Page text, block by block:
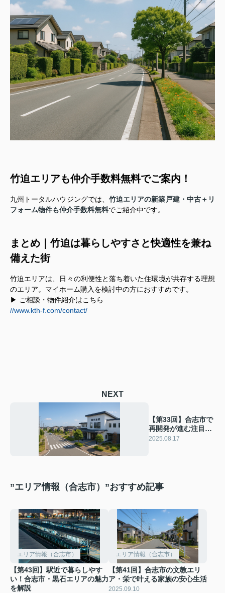
竹迫エリアも仲介手数料無料でご案内！
九州トータルハウジングでは、 竹迫エリアの新築戸建・中古＋リ
フォーム物件も仲介手数料無料でご紹介中です。
まとめ｜竹迫は暮らしやすさと快適性を兼ね
備えた街
竹迫エリアは、日々の利便性と落ち着いた住環境が共存する理想
のエリア。マイホーム購入を検討中の方におすすめです。
▶ ご相談・物件紹介はこちら
//www.kth-f.com/contact/
NEXT
【第33回】合志市で
再開発が進む注目の
駅前エリア！御代志
2025.08.17
”エリア情報（合志市）”おすすめ記事
エリア情報（合志市）
【第43回】駅近で暮らしやす
い！合志市・黒石エリアの魅力
を解説
エリア情報（合志市）
【第41回】合志市の文教エリ
ア・栄で叶える家族の安心生活
2025.09.10